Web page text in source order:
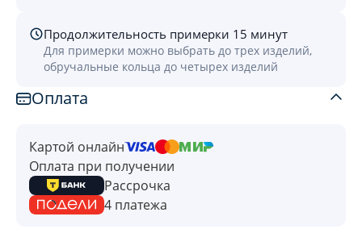
Продолжительность примерки 15 минут
Для примерки можно выбрать до трех изделий,
обручальные кольца до четырех изделий
Оплата
Картой онлайн
Оплата при получении
Рассрочка
4 платежа